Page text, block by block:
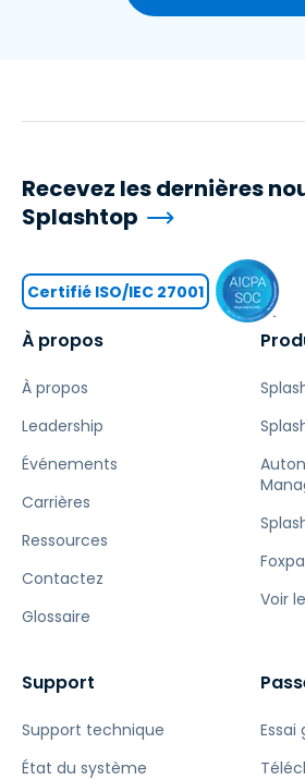
À propos
À propos
Leadership
Événements
Carrières
Ressources
Contactez
Glossaire
Voir
Support
Support technique
État du système
Essai
Recevez les dernières
Splashtop
Certifié ISO/IEC 27001